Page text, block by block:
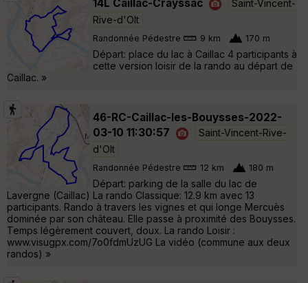
14L Caillac-Crayssac
Saint-Vincent-
Rive-d'Olt
Randonnée Pédestre 9 km 170 m
Départ: place du lac à Caillac 4 participants à
cette version loisir de la rando au départ de
Caillac. »
46-RC-Caillac-les-Bouysses-2022-
03-10 11:30:57
Saint-Vincent-Rive-
d'Olt
Randonnée Pédestre 12 km 180 m
Départ: parking de la salle du lac de
Lavergne (Caillac) La rando Classique: 12.9 km avec 13
participants. Rando à travers les vignes et qui longe Mercuès
dominée par son château. Elle passe à proximité des Bouysses.
Temps légèrement couvert, doux. La rando Loisir :
www.visugpx.com/7o0fdmUzUG La vidéo (commune aux deux
randos) »